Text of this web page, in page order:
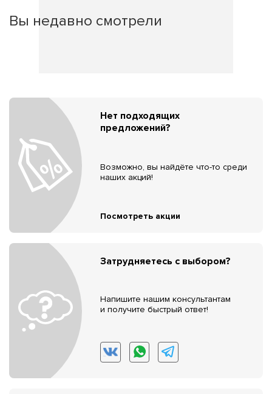
Вы недавно смотрели
Нет подходящих
предложений?
Возможно, вы найдёте что-то среди
наших акций!
Посмотреть акции
Затрудняетесь с выбором?
Напишите нашим консультантам
и получите быстрый ответ!